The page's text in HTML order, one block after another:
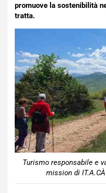
promuove la sostenibilità
tratta.
Turismo responsabile e
mission di